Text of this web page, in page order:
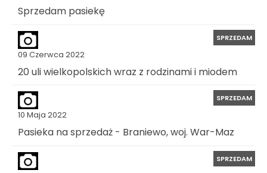
Sprzedam pasiekę
09 Czerwca 2022
SPRZEDAM
20 uli wielkopolskich wraz z rodzinami i miodem
10 Maja 2022
SPRZEDAM
Pasieka na sprzedaż - Braniewo, woj. War-Maz
SPRZEDAM